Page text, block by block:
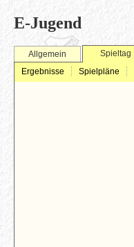
E-Jugend
Allgemein
Spieltag
Ergebnisse
Spielpläne